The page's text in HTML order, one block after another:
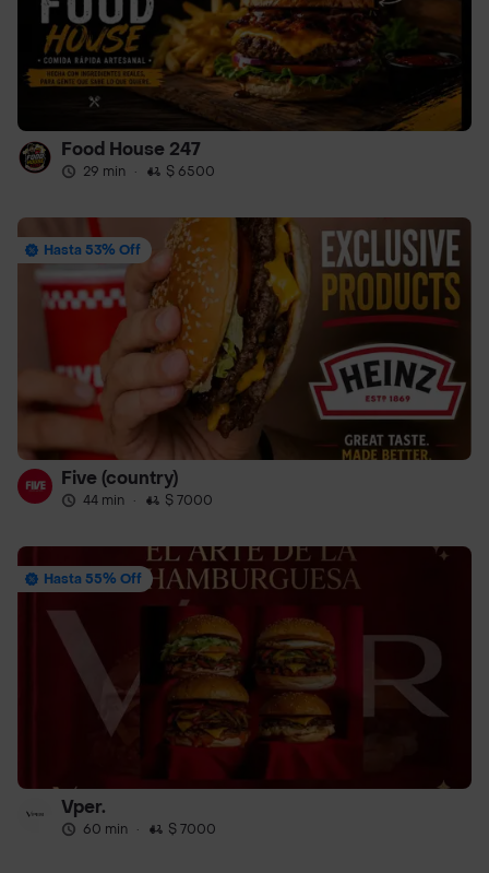
Food House 247
29 min · $ 6500
Hasta 53% Off
Five (country)
44 min · $ 7000
Hasta 55% Off
Vper.
60 min · $ 7000